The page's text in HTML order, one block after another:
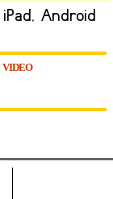
VIDEO